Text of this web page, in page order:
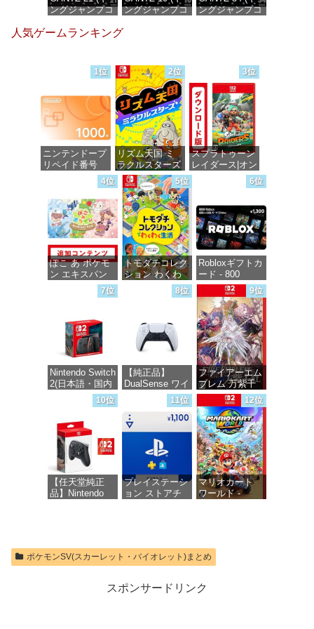
ングジャンプコ
DIGITAL)
ングジャンプコ
ングジャンプコ
人気ゲームランキング
1位
ニンテンドープ
リペイド番号
1000円|オンラ
価格：¥1,000
2位
リズム天国 ミ
ラクルスターズ
-Switch
価格：¥5,595
3位
スプラトゥーン
レイダース|オン
ラインコード版
4位
ぽこ あ ポケモ
ン エキスパン
ションパス|オン
ラインコード版
価格：¥4,400
5位
トモダチコレク
ション わくわ
く生活 -Switch
6位
Robloxギフトカ
ード - 800
Robux 【限定バ
ーチャルアイテ
ムを含む】
【オンラインゲ
ームコード】
ロブロックス |
オンラインコー
ド版
価格：¥1,300
7位
Nintendo Switch
2(日本語・国内
8位
【純正品】
DualSense ワイ
ヤレスコントロ
ーラー(CFI-
ZCT2J)
価格：¥10,737
9位
ファイアーエム
ブレム 万紫千
紅 -Switch2
価格：¥8,979
10位
【任天堂純正
品】Nintendo
Nintendo Switch
2 ロゴデザイン
11位
プレイステーシ
ョン ストアチ
価格：¥1,100
12位
マリオカート
ワールド -
ポケモンSV(スカーレット・バイオレット)まとめ
スポンサードリンク